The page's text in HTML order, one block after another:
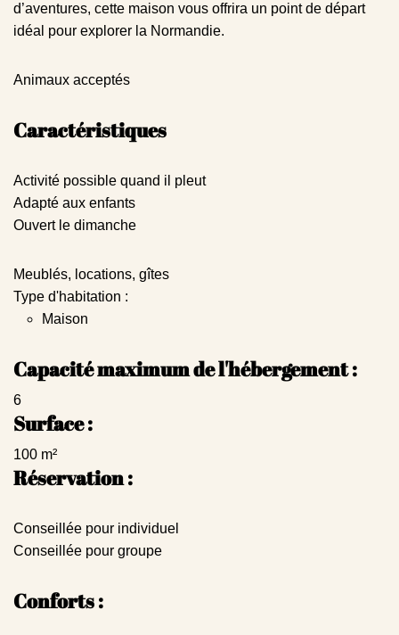
d’aventures, cette maison vous offrira un point de départ
idéal pour explorer la Normandie.
Animaux acceptés
Caractéristiques
Activité possible quand il pleut
Adapté aux enfants
Ouvert le dimanche
Meublés, locations, gîtes
Type d'habitation :
Maison
Capacité maximum de l'hébergement :
6
Surface :
100 m²
Réservation :
Conseillée pour individuel
Conseillée pour groupe
Conforts :